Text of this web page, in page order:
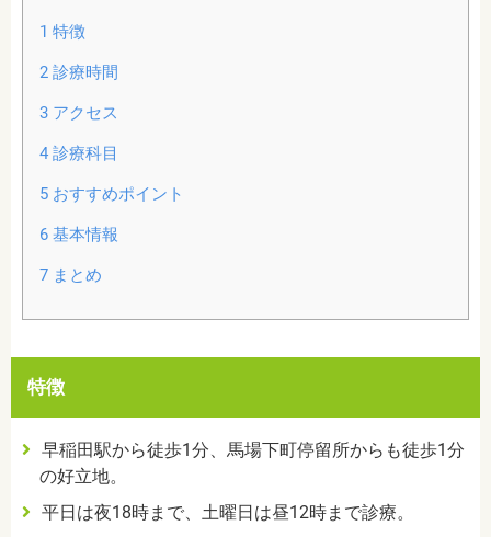
1 特徴
2診療時間
3アクセス
4診療科目
5おすすめポイント
6基本情報
7まとめ
特徴
早稲田駅から徒歩1分、馬場下町停留所からも徒歩1分
の好立地。
平日は夜18時まで、土曜日は昼12時まで診療。